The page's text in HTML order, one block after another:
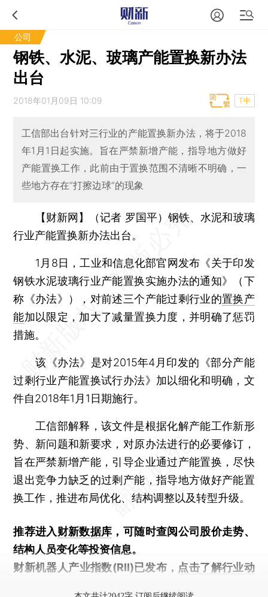
公司
钢铁、水泥、玻璃产能置换新办法
出台
2018年01月09日 10:09 T中
工信部出台针对三行业的产能置换新办法，将于2018
年1月1日起实施。旨在严禁新增产能，指导地方做好
产能置换工作，此前由于置换范围不清晰不明确，一
些地方存在”打擦边球“的现象
【财新网】（记者 罗国平） 钢铁、水泥和玻璃
行业产能置换新办法出台。
1月8日，工业和信息化部官网发布《关于印发
钢铁水泥玻璃行业产能置换实施办法的通知》（下
称《办法》），对前述三个产能过剩行业的置换产
能加以限定，加大了减量置换力度，并明确了惩罚
措施。
该《办法》是对2015年4月印发的《部分产能
过剩行业产能置换试行办法》加以细化和明确，文
件自2018年1月1日期施行。
工信部解释，该文件是根据化解产能工作新形
势、新问题和新要求，对原办法进行的必要修订，
旨在严禁新增产能，引导企业通过产能置换，尽快
退出竞争力缺乏的过剩产能，指导地方做好产能置
换工作，推进布局优化、结构调整以及转型升级。
推荐进入财新数据库 ，可随时查阅公司股价走势、
结构人员变化等投资信息。
财新机器人产业指数(RII)已发布， 点击了解行业动